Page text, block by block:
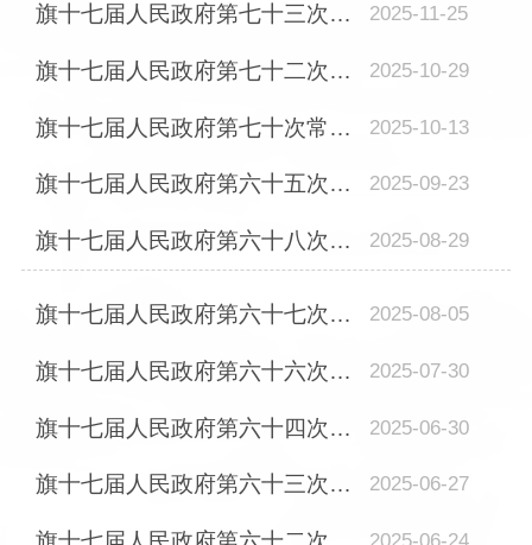
旗十七届人民政府第七十三次常务会议召开 2025-11-25
旗十七届人民政府第七十二次常务会议召开 2025-10-29
旗十七届人民政府第七十次常务会议召开 2025-10-13
旗十七届人民政府第六十五次常务会议召开 2025-09-23
旗十七届人民政府第六十八次常务会议召开 2025-08-29
旗十七届人民政府第六十七次常务会议召开 2025-08-05
旗十七届人民政府第六十六次常务会议召开 2025-07-30
旗十七届人民政府第六十四次常务会议召开 2025-06-30
旗十七届人民政府第六十三次常务会议召开 2025-06-27